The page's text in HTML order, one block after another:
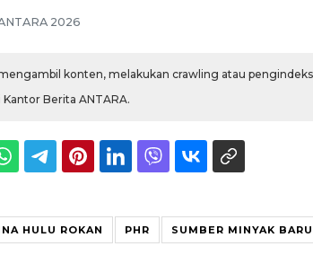
2026
konten, melakukan crawling atau
Berita ANTARA.
HULU ROKAN PHR SUMBER MINYAK BARU